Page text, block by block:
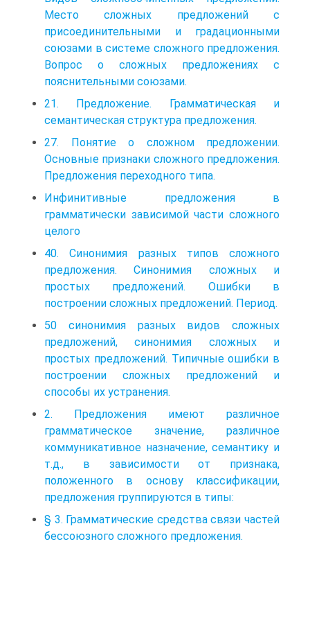
Место сложных предложений с
присоединительными и градационными
союзами в системе сложного предложения.
Вопрос о сложных предложениях с
пояснительными союзами.
21. Предложение. Грамматическая и
семантическая структура предложения.
27. Понятие о сложном предложении.
Основные признаки сложного предложения.
Предложения переходного типа.
Инфинитивные предложения в
грамматически зависимой части сложного
целого
40. Синонимия разных типов сложного
предложения. Синонимия сложных и
простых предложений. Ошибки в
построении сложных предложений. Период.
50 синонимия разных видов сложных
предложений, синонимия сложных и
простых предложений. Типичные ошибки в
построении сложных предложений и
способы их устранения.
2. Предложения имеют различное
грамматическое значение, различное
коммуникативное назначение, семантику и
т.д., в зависимости от признака,
положенного в основу классификации,
предложения группируются в типы:
§ 3. Грамматические средства связи частей
бессоюзного сложного предложения.